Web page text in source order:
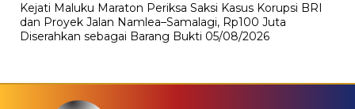
Kejati Maluku Maraton Periksa Saksi Kasus Korupsi BRI
dan Proyek Jalan Namlea–Samalagi, Rp100 Juta
Diserahkan sebagai Barang Bukti 05/08/2026